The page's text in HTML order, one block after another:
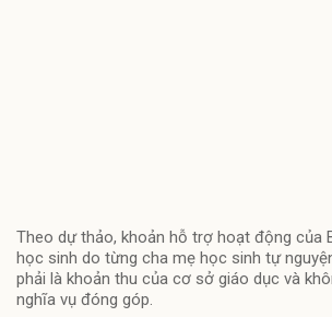
Theo dự thảo, khoản hỗ trợ hoạt động của
học sinh do từng cha mẹ học sinh tự
phải là khoản thu của cơ sở giáo dục và
nghĩa vụ đóng góp.